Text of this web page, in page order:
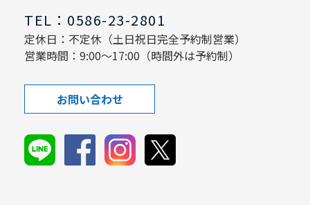
TEL：0586-23-2801
定休日：不定休（土日祝日完全予約制営業）
営業時間：9:00～17:00（時間外は予約制）
お問い合わせ